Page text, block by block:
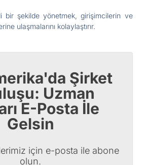
bir şekilde yönetmek, girişimcilerin ve
ulaşmalarını kolaylaştırır.
Şirket
Uzman
E-Posta İle
Gelsin
için e-posta ile abone
olun.